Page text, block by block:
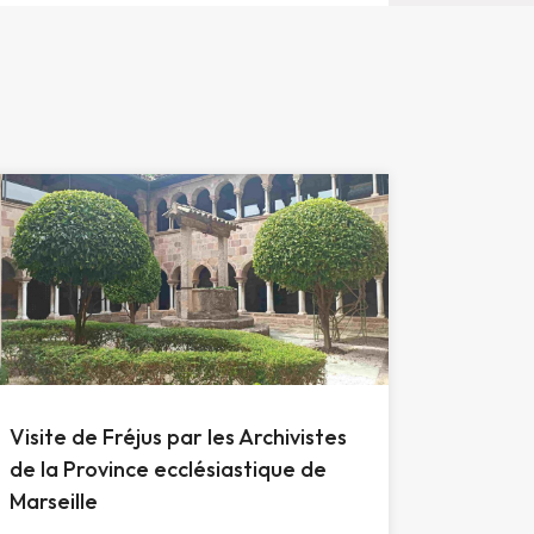
Visite de Fréjus par les Archivistes
de la Province ecclésiastique de
Marseille